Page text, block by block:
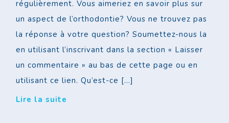
régulièrement. Vous aimeriez en savoir plus sur
un aspect de l’orthodontie? Vous ne trouvez pas
la réponse à votre question? Soumettez-nous la
en utilisant l’inscrivant dans la section « Laisser
un commentaire » au bas de cette page ou en
utilisant ce lien. Qu’est-ce […]
Lire la suite